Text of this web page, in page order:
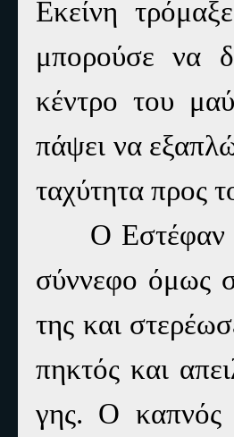
Εκείνη
μπορούσε να
κέντρο του
πάψει να
ταχύτητα προς
Ο Εστέφαν
σύννεφο όμως
της και
πηκτός και
γης. Ο